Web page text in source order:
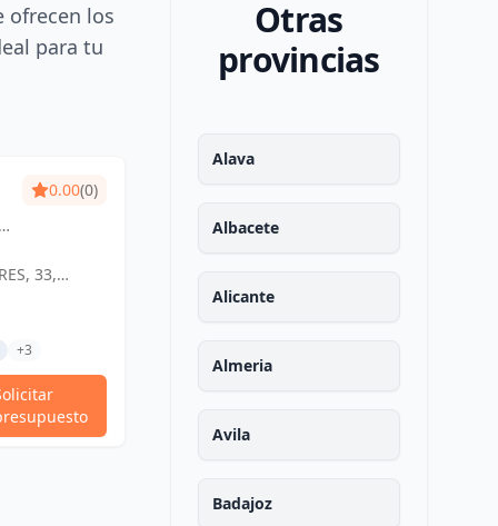
ofrecen los
para tu
0.00(0)
33,
REAL,
+3
Diseño que inspira,
REAL, ESPAÑA, España
Tramitaciones Técnicas
Otras
provincias
Alava
Albacete
Alicante
Almeria
Avila
Badajoz